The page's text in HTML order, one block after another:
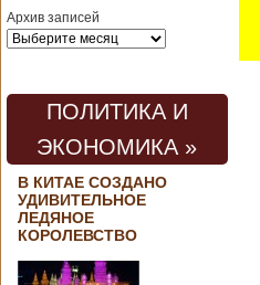
Архив записей
ПОЛИТИКА И
ЭКОНОМИКА »
В КИТАЕ СОЗДАНО
УДИВИТЕЛЬНОЕ
ЛЕДЯНОЕ
КОРОЛЕВСТВО